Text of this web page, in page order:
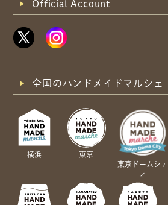
Official Account
全国のハンドメイドマルシェ
横浜
東京
東京ドームシテ
ィ